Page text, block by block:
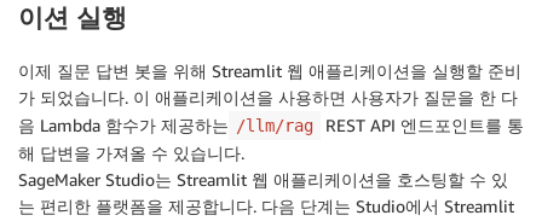
이션 실행
이제 질문 답변 봇을 위해 Streamlit 웹 애플리케이션을 실행할 준비
가 되었습니다. 이 애플리케이션을 사용하면 사용자가 질문을 한 다
음 Lambda 함수가 제공하는 /llm/rag
REST API 엔드포인트를 통
해 답변을 가져올 수 있습니다.
SageMaker Studio는 Streamlit 웹 애플리케이션을 호스팅할 수 있
는 편리한 플랫폼을 제공합니다. 다음 단계는 Studio에서 Streamlit